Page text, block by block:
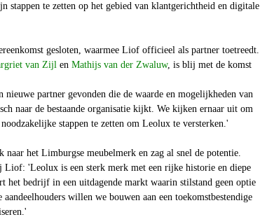
stappen te zetten op het gebied van klantgerichtheid en digitale
gesloten, waarmee Liof officieel als partner toetreedt.
van Zijl en Mathijs van der Zwaluw, is blij met de komst
nieuwe partner gevonden die de waarde en mogelijkheden van
naar de bestaande organisatie kijkt. We kijken ernaar uit om
stappen te zetten om Leolux te versterken.'
naar het Limburgse meubelmerk en zag al snel de potentie.
Liof: 'Leolux is een sterk merk met een rijke historie en diepe
het bedrijf in een uitdagende markt waarin stilstand geen optie
willen we bouwen aan een toekomstbestendige